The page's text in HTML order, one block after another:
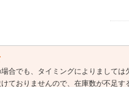
場合でも、タイミングによりまして
ておりませんので、在庫数が不足す